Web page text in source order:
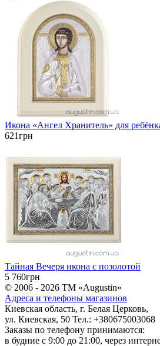
Икона «Ангел Хранитель» для
621грн
Тайная Вечеря икона с позолотой
5 760грн
© 2006 - 2026 ТМ «Augustin»
Адреса и телефоны магазинов
Киевская область, г. Белая Церковь,
ул. Киевская, 50 Тел.: +380675003068
Заказы по телефону принимаются:
в будние c 9:00 до 21:00, через